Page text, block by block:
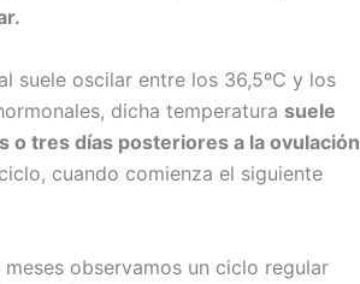
suele oscilar entre los 36,5ºC y los
dicha temperatura suele
o tres días posteriores a la ovulación
cuando comienza el siguiente
observamos un ciclo regular